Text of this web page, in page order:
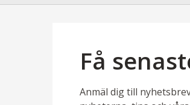
Få
Anmäl dig till